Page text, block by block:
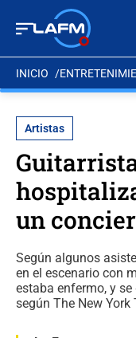
INICIO
Artistas
un
Según algunos
en el escenario con
estaba enfermo, y
según The New York